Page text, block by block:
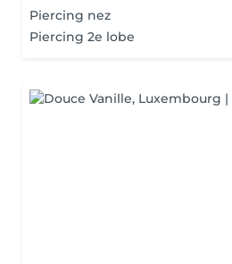
Piercing nez
Piercing 2e lobe